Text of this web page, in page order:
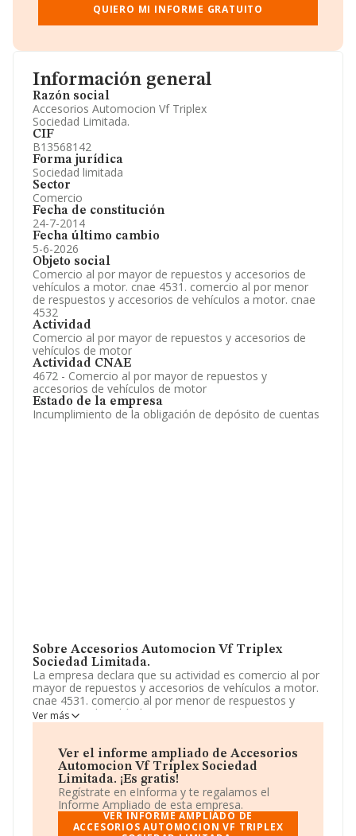
Información general
Razón social
Accesorios Automocion Vf Triplex
Sociedad Limitada.
CIF
B13568142
Forma jurídica
Sociedad limitada
Sector
Comercio
Fecha de constitución
24-7-2014
Fecha último cambio
5-6-2026
Objeto social
Comercio al por mayor de repuestos y accesorios de
vehículos a motor. cnae 4531. comercio al por menor
de respuestos y accesorios de vehículos a motor. cnae
4532
Actividad
Comercio al por mayor de repuestos y accesorios de
vehículos de motor
Actividad CNAE
4672 - Comercio al por mayor de repuestos y
accesorios de vehículos de motor
Estado de la empresa
Incumplimiento de la obligación de depósito de cuentas
Sobre Accesorios Automocion Vf Triplex
Sociedad Limitada.
La empresa declara que su actividad es comercio al por
mayor de repuestos y accesorios de vehículos a motor.
cnae 4531. comercio al por menor de respuestos y
accesorios de vehículos a motor. cnae 4532. La
empresa es una Sociedad Limitada. Clasifica su
metales y minerales metálicos', código 4672. La
compañía no tiene actividad en mercados exteriores.
La sociedadAccesorios Automocion Vf Triplex
Sociedad Limitada, con número de identificación fiscal
B13568142, está situada en Calle Eras Del Cerrillo
Residencial Alarcos núm. 3, (13004), en el municipio de
Ver más
Ver el informe ampliado de Accesorios
Automocion Vf Triplex Sociedad
Limitada. ¡Es gratis!
Regístrate en eInforma y te regalamos el
Informe Ampliado de esta empresa.
VER INFORME AMPLIADO DE
ACCESORIOS AUTOMOCION VF TRIPLEX
Gráficos de Evolución Ventas y Empleados.
Consejo de Administración y Administradores.
Accionistas.
Artículos de prensa publicados sobre la empresa.
Información oficial y registral complementaria.
QUIERO MI INFORME GRATUITO